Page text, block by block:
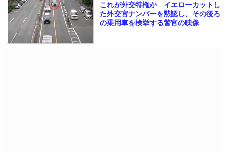
これが外交特権か イエローカットし
た外交官ナンバーを黙認し、その後ろ
の乗用車を検挙する警官の映像